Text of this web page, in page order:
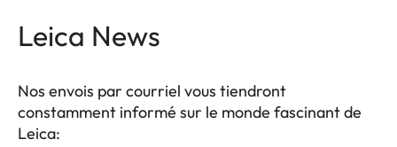
Leica News
Nos envois par courriel vous tiendront
constamment informé sur le monde fascinant de
Leica: